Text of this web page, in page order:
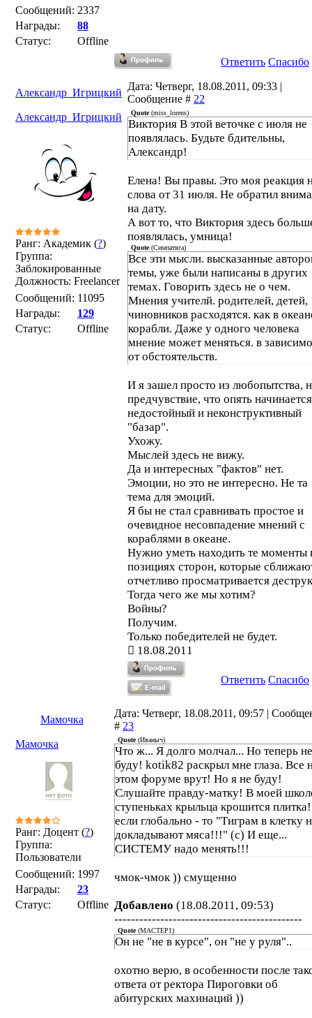
Сообщений: 2337
Награды:
88
Статус:
Offline
Ответить Спасибо
Александр_Игрицкий
Дата: Четверг, 18.08.2011, 09:33 |
Сообщение # 22
Александр_Игрицкий
Ранг: Академик (?)
Группа:
Заблокированные
Должность: Freelancer
Сообщений: 11095
Награды:
129
Статус:
Offline
Quote(miss_lorens)
Виктория В этой веточке с июля не
появлялась. Будьте бдительны,
Александр!
Елена! Вы правы. Это моя реакция
слова от 31 июля. Не обратил
на дату.
А вот то, что Виктория здесь
появлялась, умница!
Quote(Симпатяга)
Все эти мысли. высказанные
темы, уже были написаны в других
темах. Говорить здесь не о чем.
Мнения учителй. родителей, детей,
чиновников расходятся. как в
корабли. Даже у одного человека
мнение может меняться. в
от обстоятельств.
И я зашел просто из любопытства,
предчувствие, что опять начинается
недостойный и неконструктивный
"базар".
Ухожу.
Мыслей здесь не вижу.
Да и интересных "фактов" нет.
Эмоции, но это не интересно. Не та
тема для эмоций.
Я бы не стал сравнивать простое и
очевидное несовпадение мнений с
кораблями в океане.
Нужно уметь находить те моменты
позициях сторон, которые
отчетливо просматривается
Тогда чего же мы хотим?
Войны?
Получим.
Только победителей не будет.
18.08.2011
Ответить Спасибо
Мамочка
Дата: Четверг, 18.08.2011, 09:57 |
# 23
Мамочка
Ранг: Доцент (?)
Группа:
Пользователи
Сообщений: 1997
Награды:
23
Статус:
Offline
Quote(Иваныч)
Что ж... Я долго молчал... Но теперь не
буду! kotik82 раскрыл мне глаза. Все
этом форуме врут! Но я не буду!
Слушайте правду-матку! В моей
ступеньках крыльца крошится
если глобально - то "Тиграм в клетку
докладывают мяса!!!" (с) И еще...
СИСТЕМУ надо менять!!!
чмок-чмок )) смущенно
Добавлено (18.08.2011, 09:53)
---------------------------------------------
Quote(MACTEP1)
Он не "не в курсе", он "не у руля"..
охотно верю, в особенности после
ответа от ректора Пироговки об
абитурских махинаций ))